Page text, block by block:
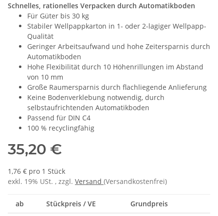
Schnelles, rationelles Verpacken durch Automatikboden
Für Güter bis 30 kg
Stabiler Wellpappkarton in 1- oder 2-lagiger Wellpapp-
Qualität
Geringer Arbeitsaufwand und hohe Zeitersparnis durch
Automatikboden
Hohe Flexibilität durch 10 Höhenrillungen im Abstand
von 10 mm
Große Raumersparnis durch flachliegende Anlieferung
Keine Bodenverklebung notwendig, durch
selbstaufrichtenden Automatikboden
Passend für DIN C4
100 % recyclingfähig
35,20 €
1,76 € pro 1 Stück
exkl. 19% USt. , zzgl. Versand (Versandkostenfrei)
ab Stückpreis / VE Grundpreis